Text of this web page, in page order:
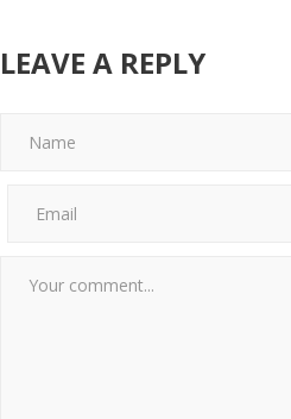
LEAVE A REPLY